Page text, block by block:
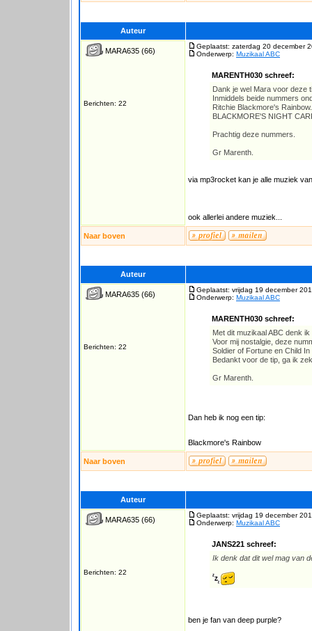
Auteur
MARA635 (66)
Berichten: 22
Geplaatst: zaterdag 20 december
Onderwerp: Muzikaal ABC
MARENTH030 schreef:
Dank je wel Mara voor deze
Inmiddels beide nummers
Ritchie Blackmore's Rainbow.
BLACKMORE'S NIGHT
Prachtig deze nummers.
Gr Marenth.
via mp3rocket kan je alle muziek
ook allerlei andere muziek...
Naar boven
Auteur
MARA635 (66)
Berichten: 22
Geplaatst: vrijdag 19 december
Onderwerp: Muzikaal ABC
MARENTH030 schreef:
Met dit muzikaal ABC denk
Voor mij nostalgie, deze
Soldier of Fortune en Child In
Bedankt voor de tip, ga ik
Gr Marenth.
Dan heb ik nog een tip:
Blackmore's Rainbow
Naar boven
Auteur
MARA635 (66)
Berichten: 22
Geplaatst: vrijdag 19 december
Onderwerp: Muzikaal ABC
JANS221 schreef:
Ik denk dat dit wel mag van
ben je fan van deep purple?